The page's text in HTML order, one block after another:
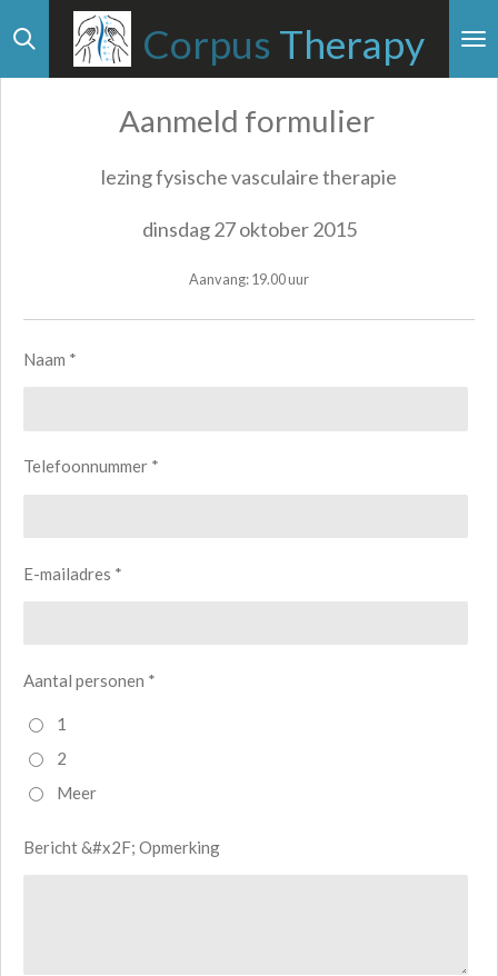
Ga
direct
Corpus Therapy
Aanmeld formulier
lezing fysische vasculaire therapie
dinsdag 27 oktober 2015
Aanvang: 19.00 uur
Naam *
Telefoonnummer *
E-mailadres *
Aantal personen *
1
2
Meer
Bericht &#x2F; Opmerking